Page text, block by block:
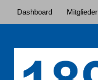
Dashboard Mitglieder